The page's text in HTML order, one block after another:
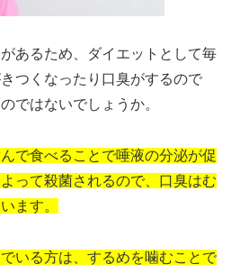
あるため、ダイエットとして毎
つくなったり口臭がするので
ではないでしょうか。
で食べることで唾液の分泌が促
って殺菌されるので、口臭はむ
ます。
いる方は、するめを噛むことで